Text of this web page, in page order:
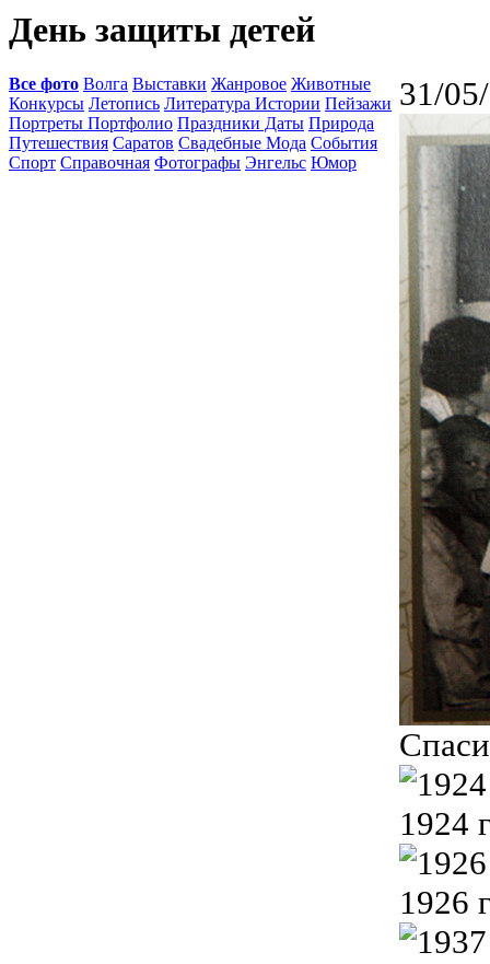
День защиты детей
Все фото Волга Выставки Жанровое Животные
Конкурсы Летопись Литература Истории Пейзажи
Портреты Портфолио Праздники Даты Природа
Путешествия Саратов Свадебные Мода События
Спорт Справочная Фотографы Энгельс Юмор
31/
1924
1926